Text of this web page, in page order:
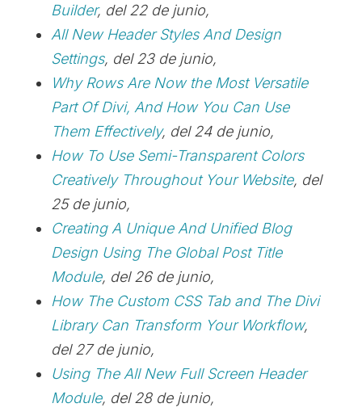
Builder, del 22 de junio,
All New Header Styles And Design
Settings, del 23 de junio,
Why Rows Are Now the Most Versatile
Part Of Divi, And How You Can Use
Them Effectively, del 24 de junio,
How To Use Semi-Transparent Colors
Creatively Throughout Your Website, del
25 de junio,
Creating A Unique And Unified Blog
Design Using The Global Post Title
Module, del 26 de junio,
How The Custom CSS Tab and The Divi
Library Can Transform Your Workflow,
del 27 de junio,
Using The All New Full Screen Header
Module, del 28 de junio,